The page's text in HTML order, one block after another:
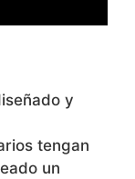
y
tengan
un